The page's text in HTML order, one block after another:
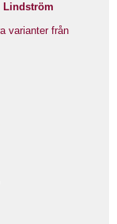
Lindström
varianter från